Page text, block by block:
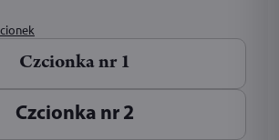
Czcionka nr 1
Czcionka nr 2